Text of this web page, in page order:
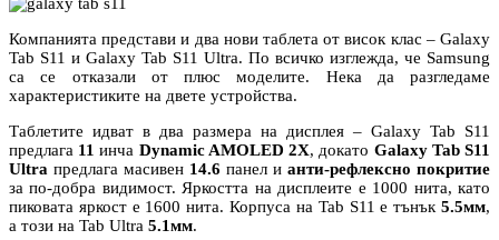
Компанията представи и два нови таблета от висок клас – Galaxy
Tab S11 и Galaxy Tab S11 Ultra. По всичко изглежда, че Samsung
са се отказали от плюс моделите. Нека да разгледаме
характеристиките на двете устройства.
Таблетите идват в два размера на дисплея – Galaxy Tab S11
предлага 11 инча Dynamic AMOLED 2X, докато Galaxy Tab S11
Ultra предлага масивен 14.6 панел и анти-рефлексно покритие
за по-добра видимост. Яркостта на дисплеите е 1000 нита, като
пиковата яркост е 1600 нита. Корпуса на Tab S11 е тънък 5.5мм,
а този на Tab Ultra 5.1мм.